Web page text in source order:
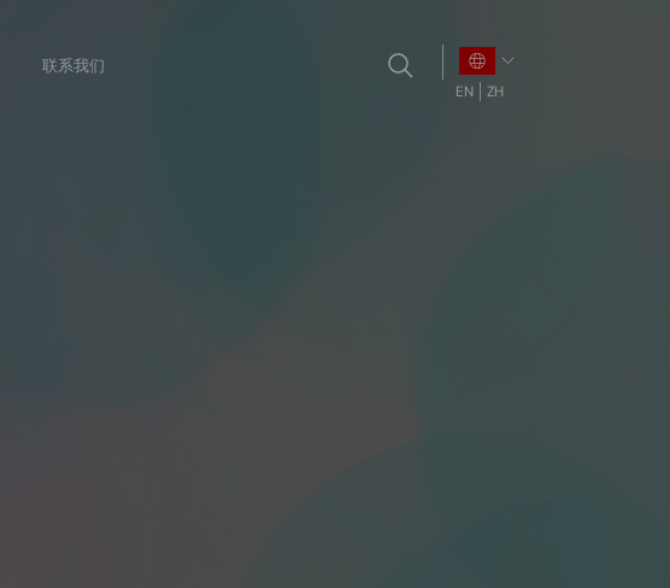
联系我们
EN ZH